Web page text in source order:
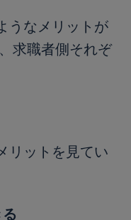
うなメリットが
求職者側それぞ
リットを見てい